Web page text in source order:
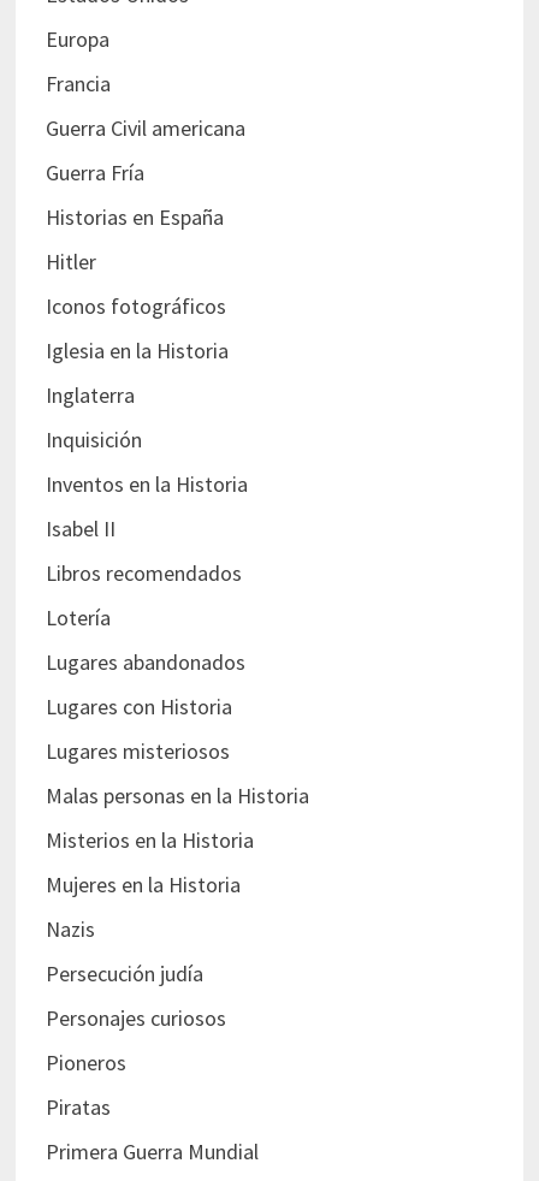
Europa
Francia
Guerra Civil americana
Guerra Fría
Historias en España
Hitler
Iconos fotográficos
Iglesia en la Historia
Inglaterra
Inquisición
Inventos en la Historia
Isabel II
Libros recomendados
Lotería
Lugares abandonados
Lugares con Historia
Lugares misteriosos
Malas personas en la Historia
Misterios en la Historia
Mujeres en la Historia
Nazis
Persecución judía
Personajes curiosos
Pioneros
Piratas
Primera Guerra Mundial